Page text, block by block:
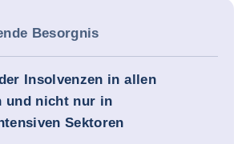
Besorgnis
Insolvenzen in allen
und nicht nur in
Sektoren